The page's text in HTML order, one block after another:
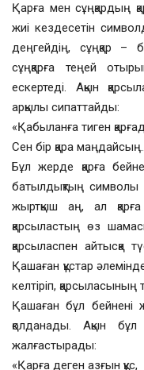
Қарға мен сұңқардың
жиі кездесетін
деңгейдің, сұңқар –
сұңқарға теңей
ескертеді. Ақын
арқылы сипаттайды:
«Қабыланға тиген
Сен бір қара
Бұл жерде қарға
батылдықтың символы
жыртқыш аң, ал
қарсыластың өз
қарсыласпен айтысқа
Қашаған құстар
келтіріп, қарсыласының
Қашаған бұл бейнені
қолданады. Ақын
жалғастырады:
«Қарға деген азғын құс,